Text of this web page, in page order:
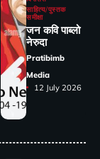
साहित्य/पुस्तक
समीक्षा
जन कवि पाब्लो
नेरुदा
Pratibimb
Media
12 July 2026